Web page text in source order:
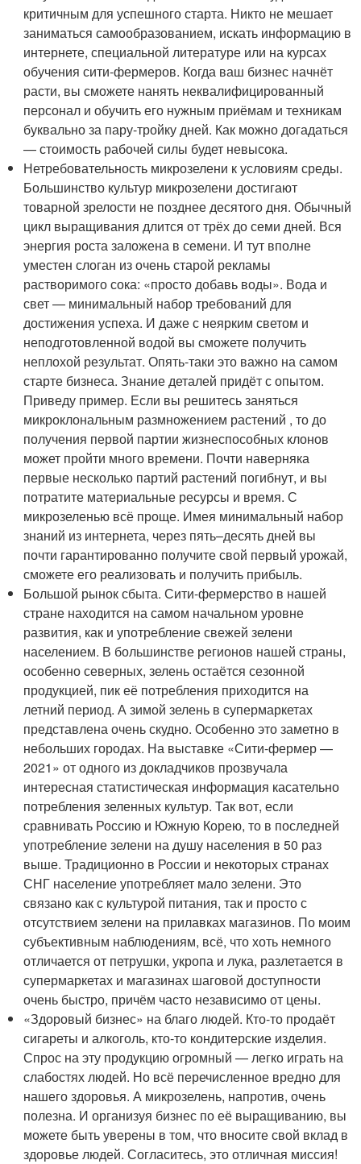
критичным для успешного старта. Никто не мешает
заниматься самообразованием, искать информацию в
интернете, специальной литературе или на курсах
обучения сити-фермеров. Когда ваш бизнес начнёт
расти, вы сможете нанять неквалифицированный
персонал и обучить его нужным приёмам и техникам
буквально за пару-тройку дней. Как можно догадаться
— стоимость рабочей силы будет невысока.
Нетребовательность микрозелени к условиям среды.
Большинство культур микрозелени достигают
товарной зрелости не позднее десятого дня. Обычный
цикл выращивания длится от трёх до семи дней. Вся
энергия роста заложена в семени. И тут вполне
уместен слоган из очень старой рекламы
растворимого сока: «просто добавь воды». Вода и
свет — минимальный набор требований для
достижения успеха. И даже с неярким светом и
неподготовленной водой вы сможете получить
неплохой результат. Опять-таки это важно на самом
старте бизнеса. Знание деталей придёт с опытом.
Приведу пример. Если вы решитесь заняться
микроклональным размножением растений , то до
получения первой партии жизнеспособных клонов
может пройти много времени. Почти наверняка
первые несколько партий растений погибнут, и вы
потратите материальные ресурсы и время. С
микрозеленью всё проще. Имея минимальный набор
знаний из интернета, через пять–десять дней вы
почти гарантированно получите свой первый урожай,
сможете его реализовать и получить прибыль.
Большой рынок сбыта. Сити-фермерство в нашей
стране находится на самом начальном уровне
развития, как и употребление свежей зелени
населением. В большинстве регионов нашей страны,
особенно северных, зелень остаётся сезонной
продукцией, пик её потребления приходится на
летний период. А зимой зелень в супермаркетах
представлена очень скудно. Особенно это заметно в
небольших городах. На выставке «Сити-фермер —
2021» от одного из докладчиков прозвучала
интересная статистическая информация касательно
потребления зеленных культур. Так вот, если
сравнивать Россию и Южную Корею, то в последней
употребление зелени на душу населения в 50 раз
выше. Традиционно в России и некоторых странах
СНГ население употребляет мало зелени. Это
связано как с культурой питания, так и просто с
отсутствием зелени на прилавках магазинов. По моим
субъективным наблюдениям, всё, что хоть немного
отличается от петрушки, укропа и лука, разлетается в
супермаркетах и магазинах шаговой доступности
очень быстро, причём часто независимо от цены.
«Здоровый бизнес» на благо людей. Кто-то продаёт
сигареты и алкоголь, кто-то кондитерские изделия.
Спрос на эту продукцию огромный — легко играть на
слабостях людей. Но всё перечисленное вредно для
нашего здоровья. А микрозелень, напротив, очень
полезна. И организуя бизнес по её выращиванию, вы
можете быть уверены в том, что вносите свой вклад в
здоровье людей. Согласитесь, это отличная миссия!